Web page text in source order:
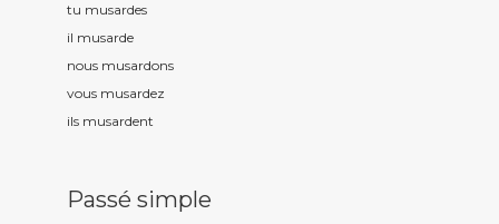
tu musardes
il musarde
nous musardons
vous musardez
ils musardent
Passé simple